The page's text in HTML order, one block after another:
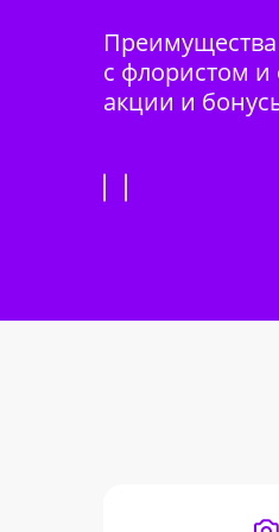
Преимущества
с флористом и
акции и